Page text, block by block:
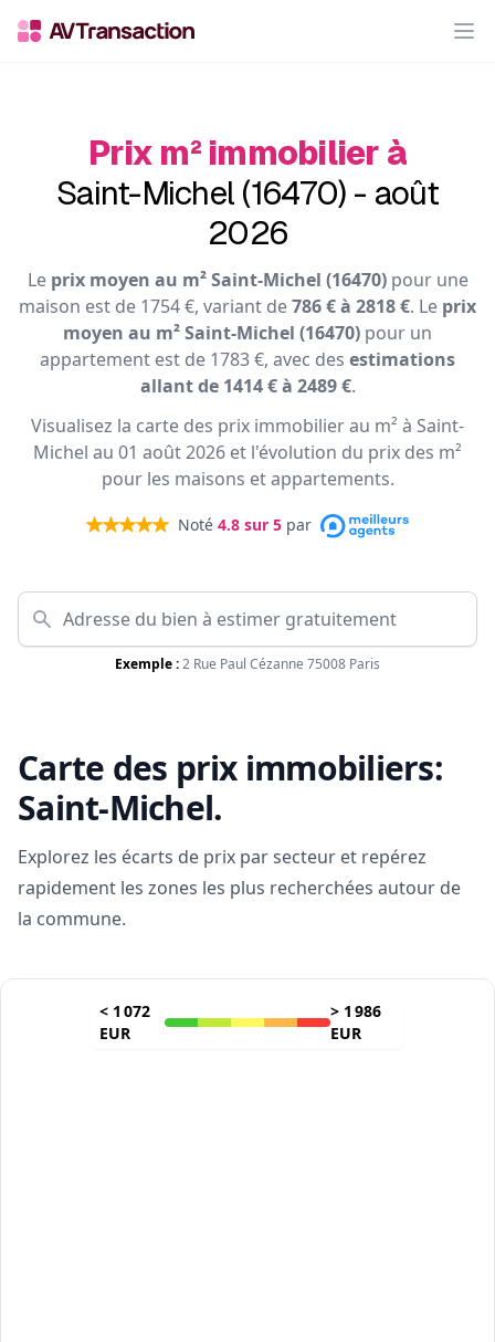
Prix m² immobilier à
Saint-Michel (16470) - août
2026
Le prix moyen au m² Saint-Michel (16470)pour une
maison est de 1754 €, variant de786 € à 2818 €. Le prix
moyen au m² Saint-Michel (16470) pour un
appartement est de 1783 €, avec des estimations
allant de 1414 € à 2489 €.
Visualisez la carte des prix immobilier au m² à Saint-
Michel au 01 août 2026 et l'évolution du prix des m²
pour les maisons et appartements.
Noté 4.8 sur 5 par
Exemple :2 Rue Paul Cézanne 75008 Paris
Carte des prix immobiliers:
Saint-Michel.
Explorez les écarts de prix par secteur et repérez
rapidement les zones les plus recherchées autour de
la commune.
< 1 072
EUR
> 1 986
EUR